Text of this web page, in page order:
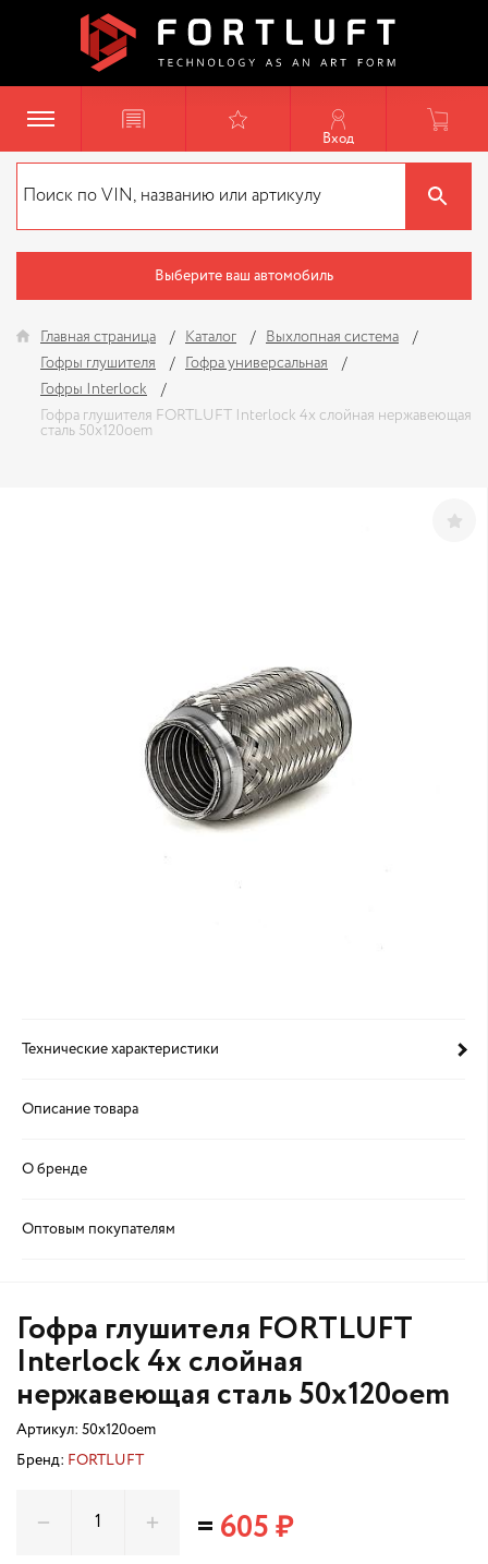
Вход
Выберите ваш автомобиль
Главная страница Каталог
Выхлопная система
Гофры глушителя
Гофра универсальная
Гофры Interlock
Гофра глушителя FORTLUFT Interlock 4х слойная нержавеющая
сталь 50x120oem
Технические характеристики
Описание товара
О бренде
Оптовым покупателям
Гофра глушителя FORTLUFT
Interlock 4х слойная
нержавеющая сталь 50x120oem
Артикул: 50x120oem
Бренд: FORTLUFT
=605 ₽